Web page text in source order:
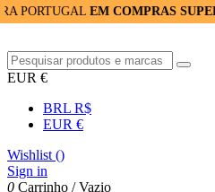
EM COMPRAS SUPERIORES
EUR €
BRL R$
EUR €
Wishlist ()
Sign in
0 Carrinho /Vazio